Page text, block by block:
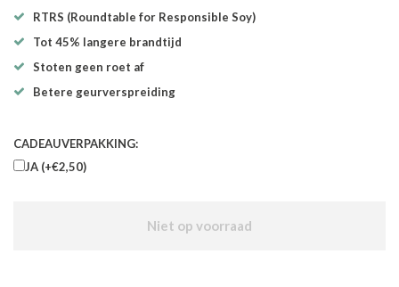
RTRS (Roundtable for Responsible Soy)
Tot 45% langere brandtijd
Stoten geen roet af
Betere geurverspreiding
CADEAUVERPAKKING:
JA (+€2,50)
Niet op voorraad